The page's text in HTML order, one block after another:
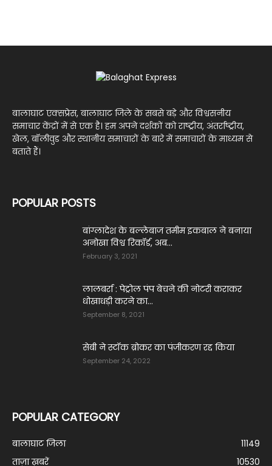
बालाघाट एक्सप्रेस, बालाघाट जिले के सबसे बड़े और विश्वसनीय
समाचार केंद्रों में से एक है। हम अपने दर्शकों को राष्ट्रीय, अंतर्राष्ट्रीय,
खेल, बॉलीवुड और स्थानीय समाचारों के बारे में समाचारों के माध्यम से
बताते हैं।
POPULAR POSTS
बांग्लादेश के बल्लेबाज तमीम इकबाल ने बनाया
अनोखा विश्व रिकॉर्ड, अब...
February 3, 2021
लालबर्रा : पेट्रोल पंप बेचने की नोटरी कराकर
धोखाधड़ी करने का...
September 8, 2021
सेबी ने स्टॉक ब्रोकर का पंजीकरण रद्द किया
September 24, 2022
POPULAR CATEGORY
बालाघाट जिला
11149
ताज़ा ख़बरें
10530